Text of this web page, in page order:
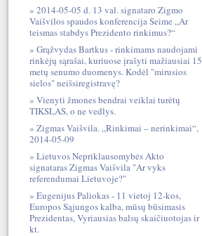
2014-05-05 d. 13 val. signataro Zigmo
Vaišvilos spaudos konferencija Seime „Ar
teismas stabdys Prezidento rinkimus?“
Grąžvydas Bartkus - rinkimams naudojami
rinkėjų sąrašai, kuriuose įrašyti mažiausiai 15
metų senumo duomenys. Kodėl "mirusios
sielos" neišsiregistravę?
Vienyti žmones bendrai veiklai turėtų
TIKSLAS, o ne vedlys.
Zigmas Vaišvila. „Rinkimai – nerinkimai“,
2014-05-09
Lietuvos Nepriklausomybės Akto
signataras Zigmas Vaišvila "Ar vyks
referendumai Lietuvoje?"
Eugenijus Paliokas - 11 vietoj 12-kos,
Europos Sąjungos kalba, mūsų būsimasis
Prezidentas, Vyriausias balsų skaičiuotojas ir
kt.